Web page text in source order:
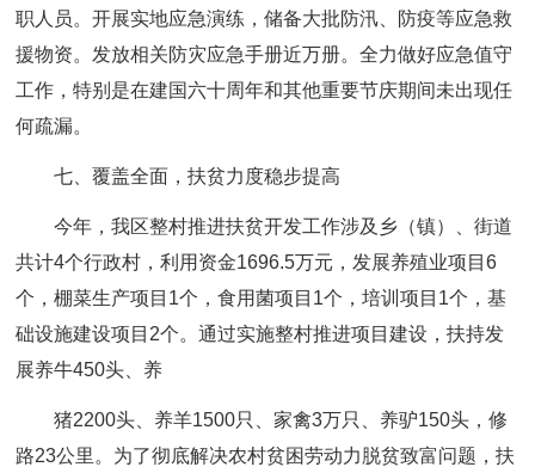
职人员。开展实地应急演练，储备大批防汛、防疫等应急救
援物资。发放相关防灾应急手册近万册。全力做好应急值守
工作，特别是在建国六十周年和其他重要节庆期间未出现任
何疏漏。
七、覆盖全面，扶贫力度稳步提高
今年，我区整村推进扶贫开发工作涉及乡（镇）、街道
共计4个行政村，利用资金1696.5万元，发展养殖业项目6
个，棚菜生产项目1个，食用菌项目1个，培训项目1个，基
础设施建设项目2个。通过实施整村推进项目建设，扶持发
展养牛450头、养
猪2200头、养羊1500只、家禽3万只、养驴150头，修
路23公里。为了彻底解决农村贫困劳动力脱贫致富问题，扶